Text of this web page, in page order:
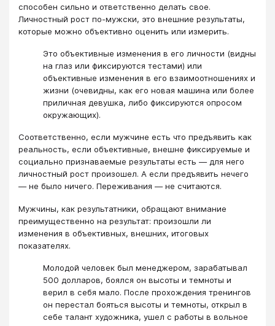
способен сильно и ответственно делать свое.
Личностный рост по-мужски, это внешние результаты,
которые можно объективно оценить или измерить.
Это объективные изменения в его личности (видны
на глаз или фиксируются тестами) или
объективные изменения в его взаимоотношениях и
жизни (очевидны, как его новая машина или более
приличная девушка, либо фиксируются опросом
окружающих).
Соответственно, если мужчине есть что предъявить как
реальность, если объективные, внешне фиксируемые и
социально признаваемые результаты есть — для него
личностный рост произошел. А если предъявить нечего
— не было ничего. Переживания — не считаются.
Мужчины, как результатники, обращают внимание
преимущественно на результат: произошли ли
изменения в объективных, внешних, итоговых
показателях.
Молодой человек был менеджером, зарабатывал
500 долларов, боялся он высоты и темноты и
верил в себя мало. После прохождения тренингов
он перестал бояться высоты и темноты, открыл в
себе талант художника, ушел с работы в вольное